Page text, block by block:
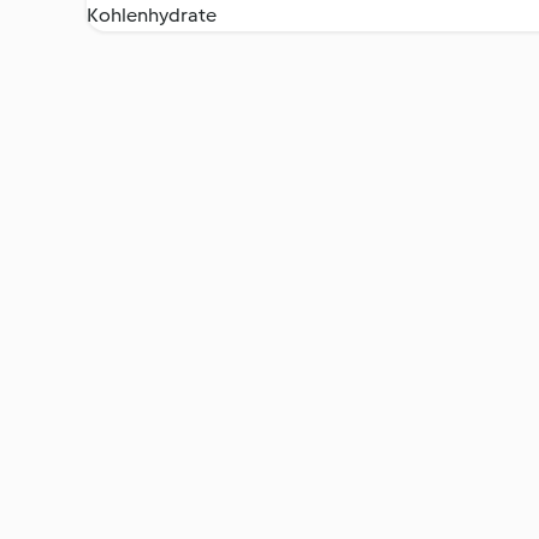
Kohlenhydrate